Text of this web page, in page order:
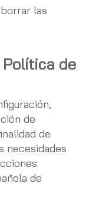
las
de
de
de
necesidades
de